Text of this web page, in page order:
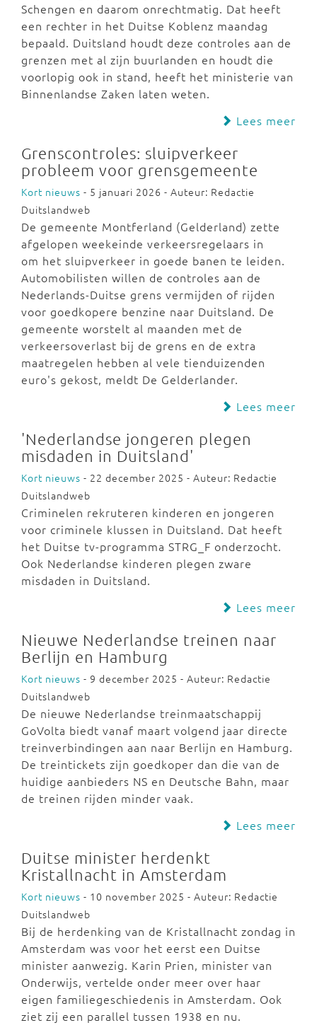
Schengen en daarom onrechtmatig. Dat heeft
een rechter in het Duitse Koblenz maandag
bepaald. Duitsland houdt deze controles aan de
grenzen met al zijn buurlanden en houdt die
voorlopig ook in stand, heeft het ministerie van
Binnenlandse Zaken laten weten.
Lees meer
Grenscontroles: sluipverkeer
probleem voor grensgemeente
Kort nieuws - 5 januari 2026 - Auteur: Redactie
Duitslandweb
De gemeente Montferland (Gelderland) zette
afgelopen weekeinde verkeersregelaars in
om het sluipverkeer in goede banen te leiden.
Automobilisten willen de controles aan de
Nederlands-Duitse grens vermijden of rijden
voor goedkopere benzine naar Duitsland. De
gemeente worstelt al maanden met de
verkeersoverlast bij de grens en de extra
maatregelen hebben al vele tienduizenden
euro's gekost, meldt De Gelderlander.
Lees meer
'Nederlandse jongeren plegen
misdaden in Duitsland'
Kort nieuws - 22 december 2025 - Auteur: Redactie
Duitslandweb
Criminelen rekruteren kinderen en jongeren
voor criminele klussen in Duitsland. Dat heeft
het Duitse tv-programma STRG_F onderzocht.
Ook Nederlandse kinderen plegen zware
misdaden in Duitsland.
Lees meer
Nieuwe Nederlandse treinen naar
Berlijn en Hamburg
Kort nieuws - 9 december 2025 - Auteur: Redactie
Duitslandweb
De nieuwe Nederlandse treinmaatschappij
GoVolta biedt vanaf maart volgend jaar directe
treinverbindingen aan naar Berlijn en Hamburg.
De treintickets zijn goedkoper dan die van de
huidige aanbieders NS en Deutsche Bahn, maar
de treinen rijden minder vaak.
Lees meer
Duitse minister herdenkt
Kristallnacht in Amsterdam
Kort nieuws - 10 november 2025 - Auteur: Redactie
Duitslandweb
Bij de herdenking van de Kristallnacht zondag in
Amsterdam was voor het eerst een Duitse
minister aanwezig. Karin Prien, minister van
Onderwijs, vertelde onder meer over haar
eigen familiegeschiedenis in Amsterdam. Ook
ziet zij een parallel tussen 1938 en nu.